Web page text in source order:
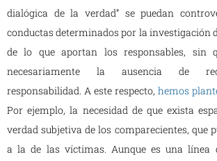
dialógica de la verdad” se puedan
conductas determinados por la investigación
de lo que aportan los responsables, sin
necesariamente la ausencia de
responsabilidad. A este respecto, hemos
Por ejemplo, la necesidad de que exista
verdad subjetiva de los comparecientes, que
a la de las víctimas. Aunque es una línea